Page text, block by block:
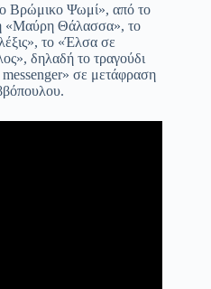
Βρώμικο Ψωμί», από το
«Μαύρη Θάλασσα», το
το «Έλσα σε
δηλαδή το τραγούδι
σε μετάφραση